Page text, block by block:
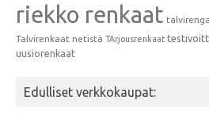
riekko renkaat
Talvirenkaat netistä TArjousrenkaat
uusiorenkaat
Edulliset verkkokaupat: